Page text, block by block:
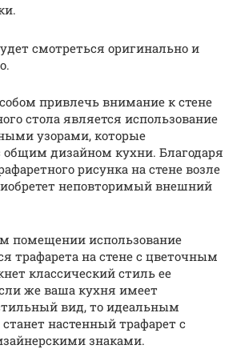
смотреться оригинально и
привлечь внимание к стене
стола является использование
узорами, которые
дизайном кухни. Благодаря
рисунка на стене возле
неповторимый внешний
помещении использование
трафарета на стене с цветочным
классический стиль ее
же ваша кухня имеет
вид, то идеальным
настенный трафарет с
знаками.